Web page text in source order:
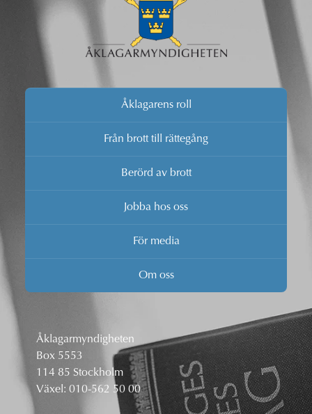
Åklagarens roll
Från brott till rättegång
Berörd av brott
Jobba hos oss
För media
Om oss
Åklagarmyndigheten
Box 5553
114 85 Stockholm
Växel: 010-562 50 00